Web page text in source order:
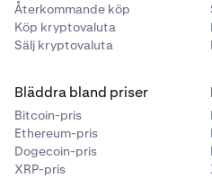
Återkommande köp
Köp kryptovaluta
Sälj kryptovaluta
Bläddra bland priser
Bitcoin-pris
Ethereum-pris
Dogecoin-pris
XRP-pris